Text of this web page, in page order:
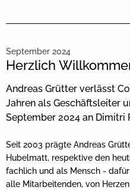
September 2024
Herzlich
Andreas Grütter verlässt
Jahren als Geschäftsleiter
September 2024 an Dimitri
Seit 2003 prägte Andreas
Hubelmatt, respektive den
fachlich und als Mensch -
alle Mitarbeitenden, von